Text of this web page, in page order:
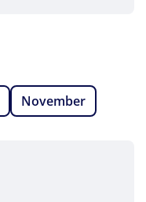
November